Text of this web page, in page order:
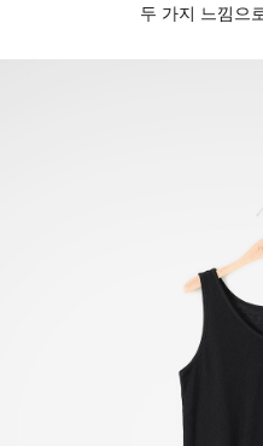
두 가지 느낌으